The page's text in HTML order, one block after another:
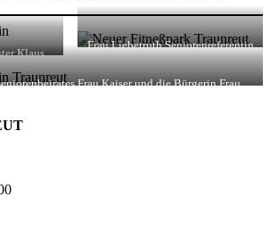
Klaus
des
den neuen
Frau Liebetruth Seniorenreferentin
des Seniorenbeirates und der
Bürger Herr Freymayer führen den
Double-Crosstrainer vor.
Frau Kaiser und die Bürgerin Frau